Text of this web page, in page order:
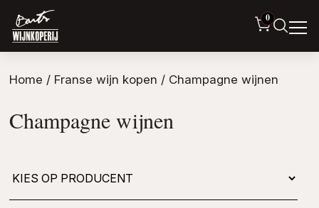
0
Home / Franse wijn kopen / Champagne wijnen
Champagne wijnen